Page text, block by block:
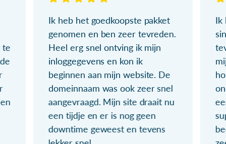
te
Ik heb het goedkoopste pakket
genomen en ben zeer tevreden.
Heel erg snel ontving ik mijn
inloggegevens en kon ik
beginnen aan mijn website. De
domeinnaam was ook zeer snel
aangevraagd. Mijn site draait nu
een tijdje en er is nog geen
downtime geweest en tevens
Ik